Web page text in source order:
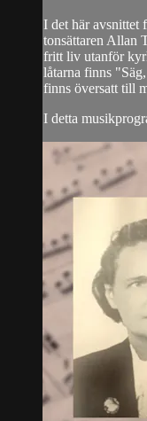
I det här avsnittet
tonsättaren Allan
fritt liv utanför
låtarna finns
finns översatt till
I detta